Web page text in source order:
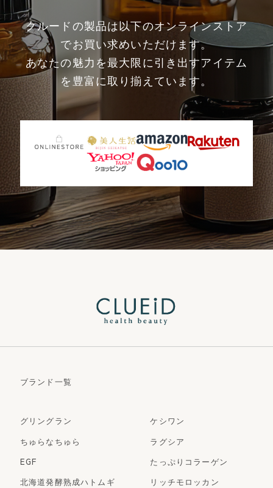
クルードの製品は以下のオンラインストア
でお買い求めいただけます。
あなたの魅力を最大限に引き出すアイテム
を豊富に取り揃えています。
ブランド一覧
グリングラン
ケシワン
ちゅらなちゅら
ラグシア
EGF
たっぷりコラーゲン
北海道発酵熟成ハトムギ
リッチモロッカン